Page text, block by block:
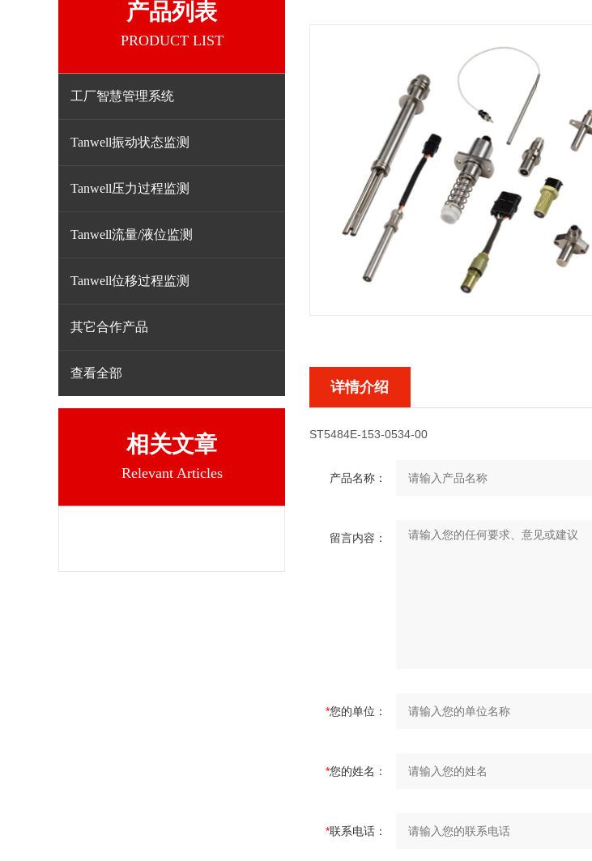
产品列表
PRODUCT LIST
工厂智慧管理系统
Tanwell振动状态监测
Tanwell压力过程监测
Tanwell流量/液位监测
Tanwell位移过程监测
其它合作产品
查看全部
相关文章
Relevant Articles
详情介绍
ST5484E-153-0534-00
产品名称：
留言内容：
*您的单位：
*您的姓名：
*联系电话：